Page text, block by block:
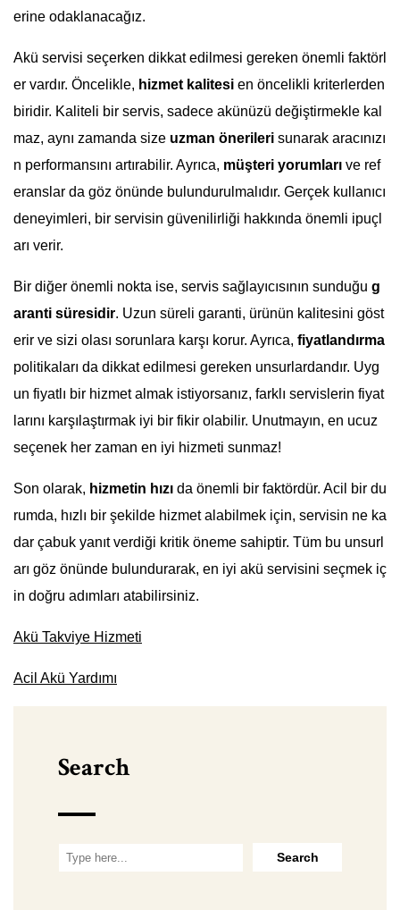
erine odaklanacağız.
Akü servisi seçerken dikkat edilmesi gereken önemli faktörl
er vardır. Öncelikle, hizmet kalitesi en öncelikli kriterlerden
biridir. Kaliteli bir servis, sadece akünüzü değiştirmekle kal
maz, aynı zamanda size uzman önerileri sunarak aracınızı
n performansını artırabilir. Ayrıca, müşteri yorumları ve ref
eranslar da göz önünde bulundurulmalıdır. Gerçek kullanıcı
deneyimleri, bir servisin güvenilirliği hakkında önemli ipuçl
arı verir.
Bir diğer önemli nokta ise, servis sağlayıcısının sunduğu g
aranti süresidir. Uzun süreli garanti, ürünün kalitesini göst
erir ve sizi olası sorunlara karşı korur. Ayrıca, fiyatlandırma
politikaları da dikkat edilmesi gereken unsurlardandır. Uyg
un fiyatlı bir hizmet almak istiyorsanız, farklı servislerin fiyat
larını karşılaştırmak iyi bir fikir olabilir. Unutmayın, en ucuz
seçenek her zaman en iyi hizmeti sunmaz!
Son olarak, hizmetin hızı da önemli bir faktördür. Acil bir du
rumda, hızlı bir şekilde hizmet alabilmek için, servisin ne ka
dar çabuk yanıt verdiği kritik öneme sahiptir. Tüm bu unsurl
arı göz önünde bulundurarak, en iyi akü servisini seçmek iç
in doğru adımları atabilirsiniz.
Akü Takviye Hizmeti
Acil Akü Yardımı
Search